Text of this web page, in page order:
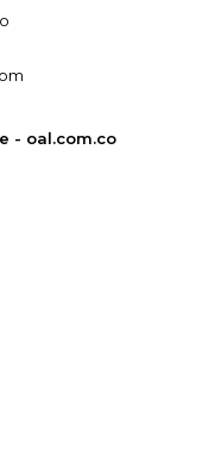
- oal.com.co